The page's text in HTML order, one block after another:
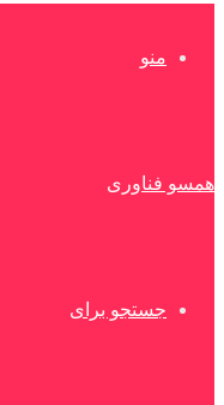
منو
همسو فناوری
جستجو برای